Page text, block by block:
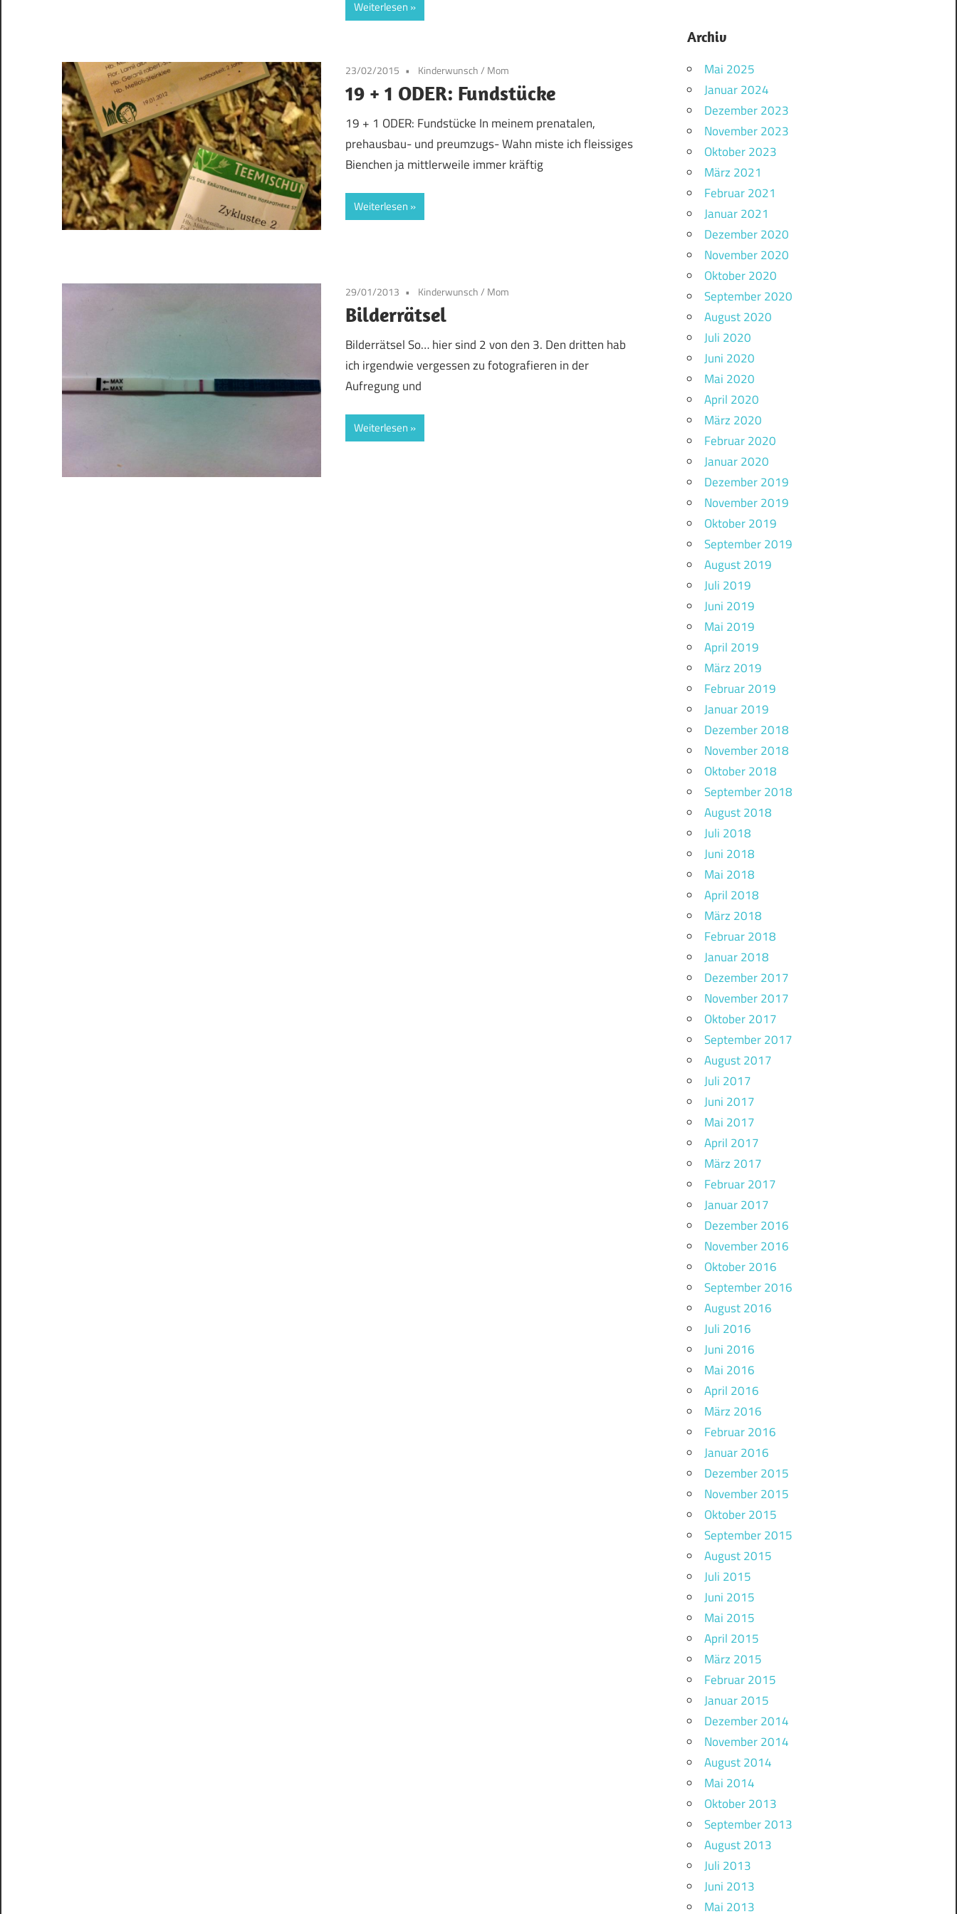
Weiterlesen
23/02/2015 Kinderwunsch/ Mom
19 + 1 ODER: Fundstücke
19 + 1 ODER: Fundstücke In meinem prenatalen,
prehausbau- und preumzugs- Wahn miste ich fleissiges
Bienchen ja mittlerweile immer kräftig
Weiterlesen
29/01/2013 Kinderwunsch/ Mom
Bilderrätsel
Bilderrätsel So… hier sind 2 von den 3. Den dritten hab
ich irgendwie vergessen zu fotografieren in der
Aufregung und
Weiterlesen
Archiv
Mai 2025
Januar 2024
Dezember 2023
November 2023
Oktober 2023
März 2021
Februar 2021
Januar 2021
Dezember 2020
November 2020
Oktober 2020
September 2020
August 2020
Juli 2020
Juni 2020
Mai 2020
April 2020
März 2020
Februar 2020
Januar 2020
Dezember 2019
November 2019
Oktober 2019
September 2019
August 2019
Juli 2019
Juni 2019
Mai 2019
April 2019
März 2019
Februar 2019
Januar 2019
Dezember 2018
November 2018
Oktober 2018
September 2018
August 2018
Juli 2018
Juni 2018
Mai 2018
April 2018
März 2018
Februar 2018
Januar 2018
Dezember 2017
November 2017
Oktober 2017
September 2017
August 2017
Juli 2017
Juni 2017
Mai 2017
April 2017
März 2017
Februar 2017
Januar 2017
Dezember 2016
November 2016
Oktober 2016
September 2016
August 2016
Juli 2016
Juni 2016
Mai 2016
April 2016
März 2016
Februar 2016
Januar 2016
Dezember 2015
November 2015
Oktober 2015
September 2015
August 2015
Juli 2015
Juni 2015
Mai 2015
April 2015
März 2015
Februar 2015
Januar 2015
Dezember 2014
November 2014
August 2014
Mai 2014
Oktober 2013
September 2013
August 2013
Juli 2013
Juni 2013
Mai 2013